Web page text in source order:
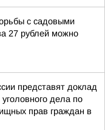
с садовыми
27 рублей можно
представят доклад
дела по
прав граждан в